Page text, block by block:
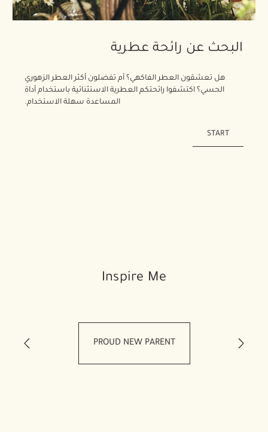
البحث عن رائحة عطرية
هل تعشقون العطر الفاكهي؟ أم تفضلون أكثر العطر الزهوري
الحسي؟ اكتشفوا رائحتكم العطرية الاستثنائية باستخدام أداة
المساعدة سهلة الاستخدام.
START
Inspire Me
PROUD NEW PARENT